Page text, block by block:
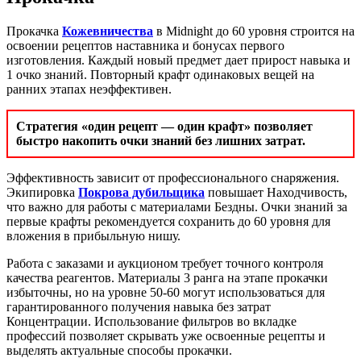
Прокачка Кожевничества в Midnight до 60 уровня строится на
освоении рецептов наставника и бонусах первого
изготовления. Каждый новый предмет дает прирост навыка и
1 очко знаний. Повторный крафт одинаковых вещей на
ранних этапах неэффективен.
Стратегия «один рецепт — один крафт» позволяет
быстро накопить очки знаний без лишних затрат.
Эффективность зависит от профессионального снаряжения.
Экипировка Покрова дубильщика повышает Находчивость,
что важно для работы с материалами Бездны. Очки знаний за
первые крафты рекомендуется сохранить до 60 уровня для
вложения в прибыльную нишу.
Работа с заказами и аукционом требует точного контроля
качества реагентов. Материалы 3 ранга на этапе прокачки
избыточны, но на уровне 50-60 могут использоваться для
гарантированного получения навыка без затрат
Концентрации. Использование фильтров во вкладке
профессий позволяет скрывать уже освоенные рецепты и
выделять актуальные способы прокачки.